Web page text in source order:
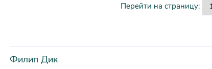
Перейти на страницу:
Филип Дик